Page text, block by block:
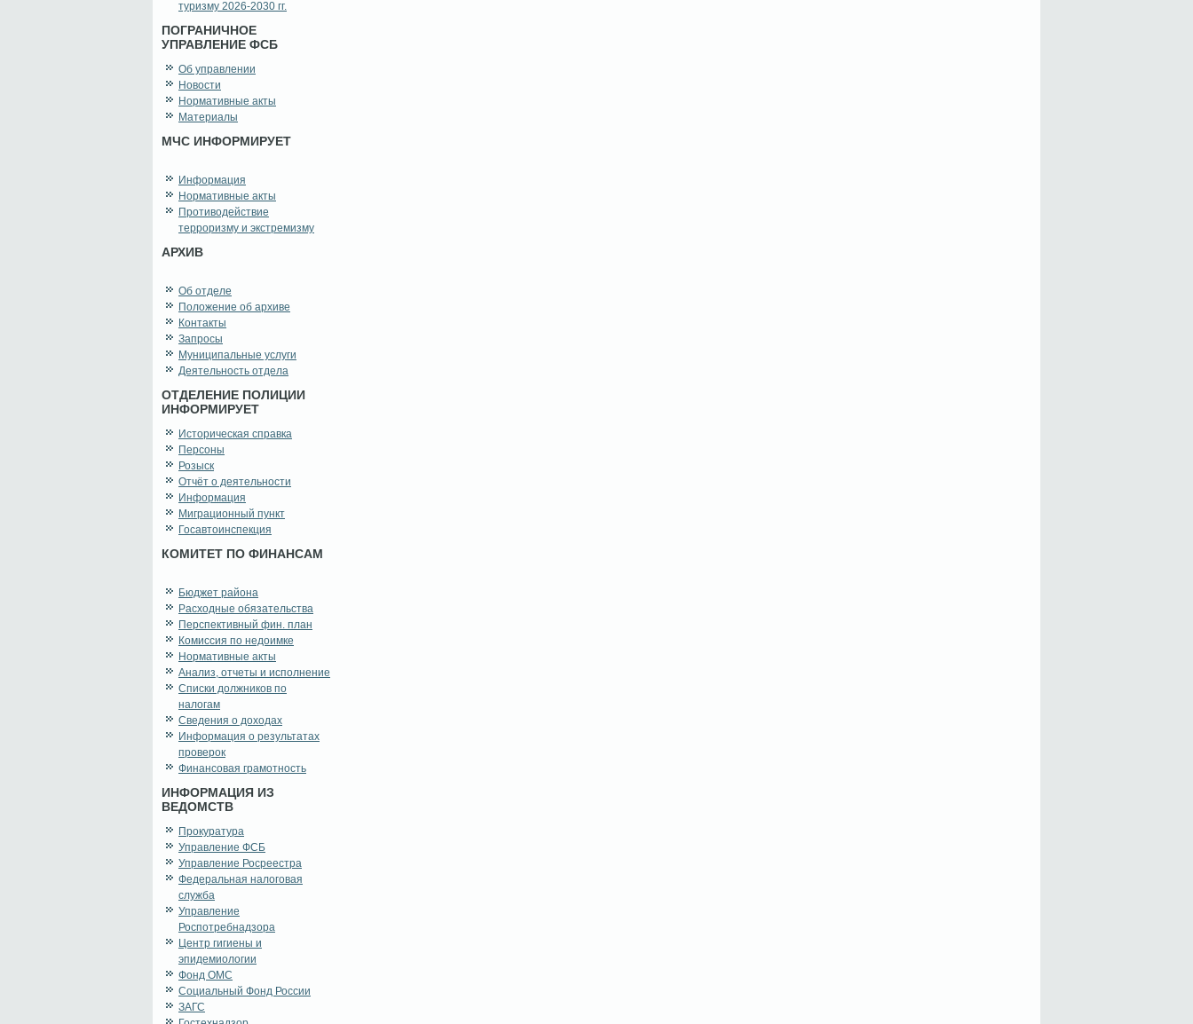
туризму 2026-2030 гг.
ПОГРАНИЧНОЕ
УПРАВЛЕНИЕ ФСБ
Об управлении
Новости
Нормативные акты
Материалы
МЧС ИНФОРМИРУЕТ
Информация
Нормативные акты
Противодействие
терроризму и экстремизму
АРХИВ
Об отделе
Положение об архиве
Контакты
Запросы
Муниципальные услуги
Деятельность отдела
ОТДЕЛЕНИЕ ПОЛИЦИИ
ИНФОРМИРУЕТ
Историческая справка
Персоны
Розыск
Отчёт о деятельности
Информация
Миграционный пункт
Госавтоинспекция
КОМИТЕТ ПО ФИНАНСАМ
Бюджет района
Расходные обязательства
Перспективный фин. план
Комиссия по недоимке
Нормативные акты
Анализ, отчеты и исполнение
Списки должников по
налогам
Сведения о доходах
Информация о результатах
проверок
Финансовая грамотность
ИНФОРМАЦИЯ ИЗ
ВЕДОМСТВ
Прокуратура
Управление ФСБ
Управление Росреестра
Федеральная налоговая
служба
Управление
Роспотребнадзора
Центр гигиены и
эпидемиологии
Фонд ОМС
Социальный Фонд России
ЗАГС